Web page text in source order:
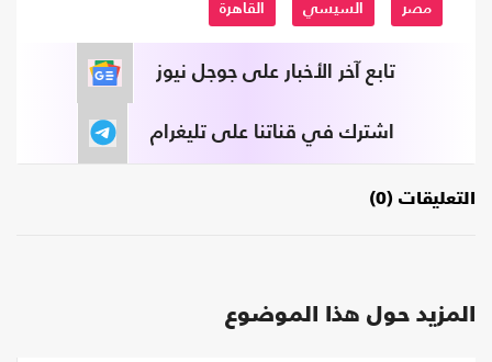
مصر السيسي القاهرة
تابع آخر الأخبار على جوجل نيوز
اشترك في قناتنا على تليغرام
التعليقات (0)
المزيد حول هذا الموضوع